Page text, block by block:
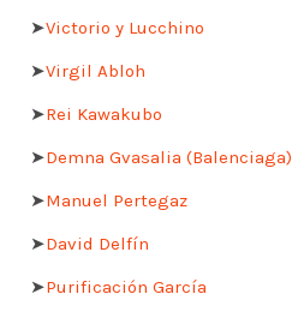
➤Victorio y Lucchino
➤Virgil Abloh
➤Rei Kawakubo
➤Demna Gvasalia (Balenciaga)
➤Manuel Pertegaz
➤David Delfín
➤Purificación García